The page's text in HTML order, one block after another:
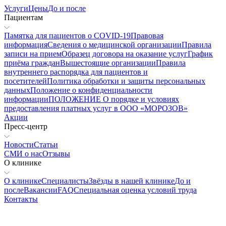
УслугиЦеныДо и после
Пациентам
Памятка для пациентов о COVID-19Правовая
информацияСведения о медицинской организацииПравила
записи на приемОбразец договора на оказание услугГрафик
приёма гражданВышестоящие организацииПравила
внутреннего распорядка для пациентов и
посетителейПолитика обработки и защиты персональных
данныхПоложение о конфиденциальности
информацииПОЛОЖЕНИЕ О порядке и условиях
предоставления платных услуг в ООО «МОРОЗОВ»
Акции
Пресс-центр
НовостиСтатьи
СМИ о насОтзывы
О клинике
О клиникеСпециалистыЗвёзды в нашей клиникеДо и
послеВакансииFAQСпециальная оценка условий труда
Контакты